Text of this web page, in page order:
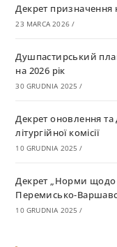
Декрет призначення
23 MARCA 2026 /
Душпастирський
на 2026 рік
30 GRUDNIA 2025 /
Декрет оновлення
літургійної комісії
10 GRUDNIA 2025 /
Декрет „Норми
Перемисько-
10 GRUDNIA 2025 /